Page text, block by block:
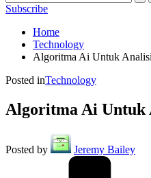
Subscribe
Home
Technology
Algoritma Ai Untuk
Posted inTechnology
Algoritma Ai Untuk
Posted by Jeremy Bailey